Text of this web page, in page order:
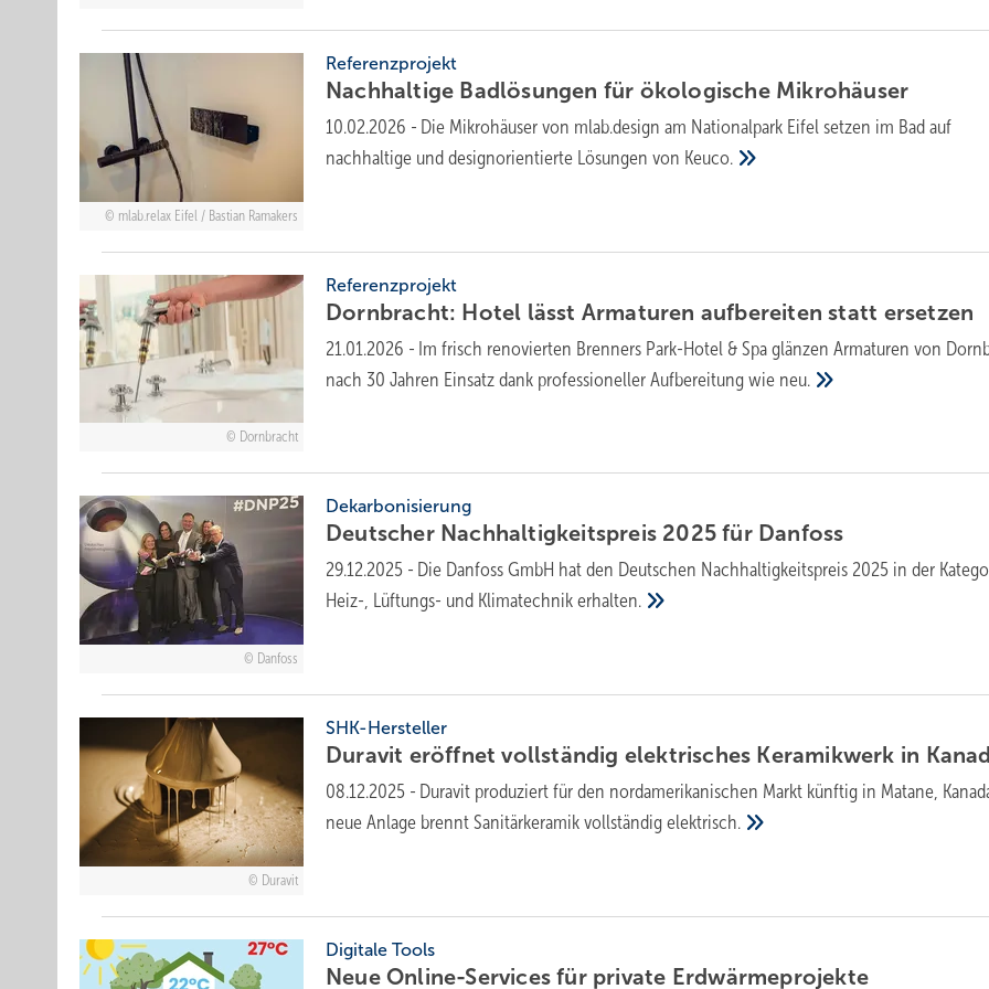
mlab.relax Eifel / Bastian Ramakers
Referenzprojekt
Nachhaltige Badlösungen für öko­lo­gi­sche Mi­kro­häu­ser
10.02.2026 - Die Mikrohäuser von mlab.design am Nationalpark Eifel setzen im Bad auf
nachhaltige und designorientierte Lösungen von Keuco.
Dornbracht
Referenzprojekt
Dornbracht: Hotel lässt Arma­turen auf­be­rei­ten statt erset­zen
21.01.2026 - Im frisch reno­vier­ten Brenners Park-Hotel & Spa glän­zen Arma­turen von
nach 30 Jahren Ein­satz dank profes­sio­nel­ler Auf­be­rei­tung wie neu.
Danfoss
Dekarbonisierung
Deut­scher Nach­hal­tig­keits­preis 2025 für Danfoss
29.12.2025 - Die Danfoss GmbH hat den Deut­schen Nach­hal­tig­keits­preis 2025 in der
Heiz-, Lüf­tungs- und Klima­tech­niker­hal­ten.
Duravit
SHK-Hersteller
Duravit eröffnet voll­stän­dig elek­tri­sches Keramik­werk in
08.12.2025 - Duravit produziert für den nord­ameri­ka­ni­schen Markt künftig in Matane,
neue Anlage brennt Sani­tär­ke­ra­mik voll­stän­digelek­trisch.
Digitale Tools
Neue Online-Services für private Erd­wär­me­pro­jekte